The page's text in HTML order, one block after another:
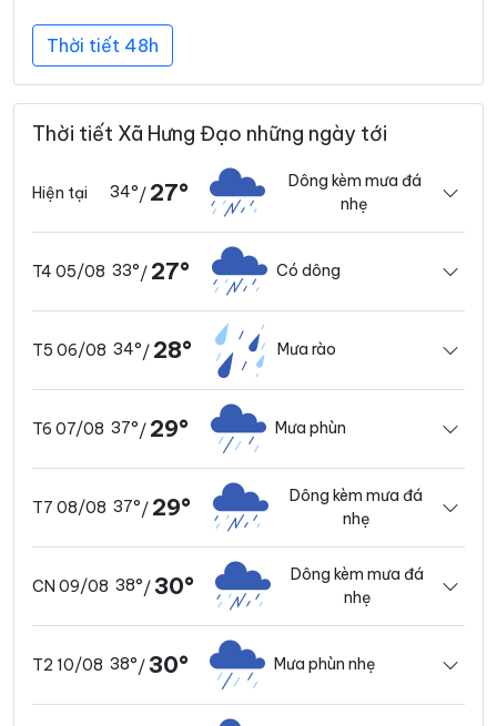
Thời tiết 48h
Thời tiết Xã Hưng Đạo những ngày tới
Hiện tại 34°/ 27°
Dông kèm mưa đá
nhẹ
T4 05/08 33°/ 27° Có dông
T5 06/08 34°/ 28° Mưa rào
T6 07/08 37°/ 29° Mưa phùn
T7 08/08 37°/ 29°
Dông kèm mưa đá
nhẹ
CN 09/08 38°/30°
Dông kèm mưa đá
nhẹ
T2 10/08 38°/30° Mưa phùn nhẹ